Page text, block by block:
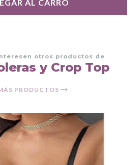
AL CARRO
otros productos de
y Crop Top
PRODUCTOS